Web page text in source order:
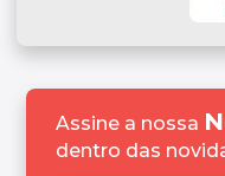
Assine a nossa
dentro das